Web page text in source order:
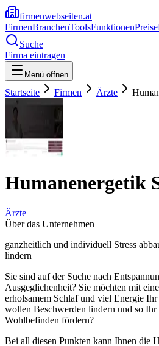
firmenwebseiten.at
FirmenBranchenToolsFunktionenPreise
Suche
Firma eintragen
Menü öffnen
Startseite Firmen Ärzte
Humanenergetik
Ärzte
Über das Unternehmen
ganzheitlich und individuell Stress
lindern
Sie sind auf der Suche nach
Ausgeglichenheit? Sie möchten mit
erholsamem Schlaf und viel Energie
wollen Beschwerden lindern und so Ihr
Wohlbefinden fördern?
Bei all diesen Punkten kann Ihnen die